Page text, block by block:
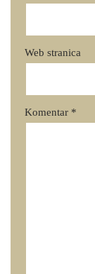
Web stranica
Komentar *